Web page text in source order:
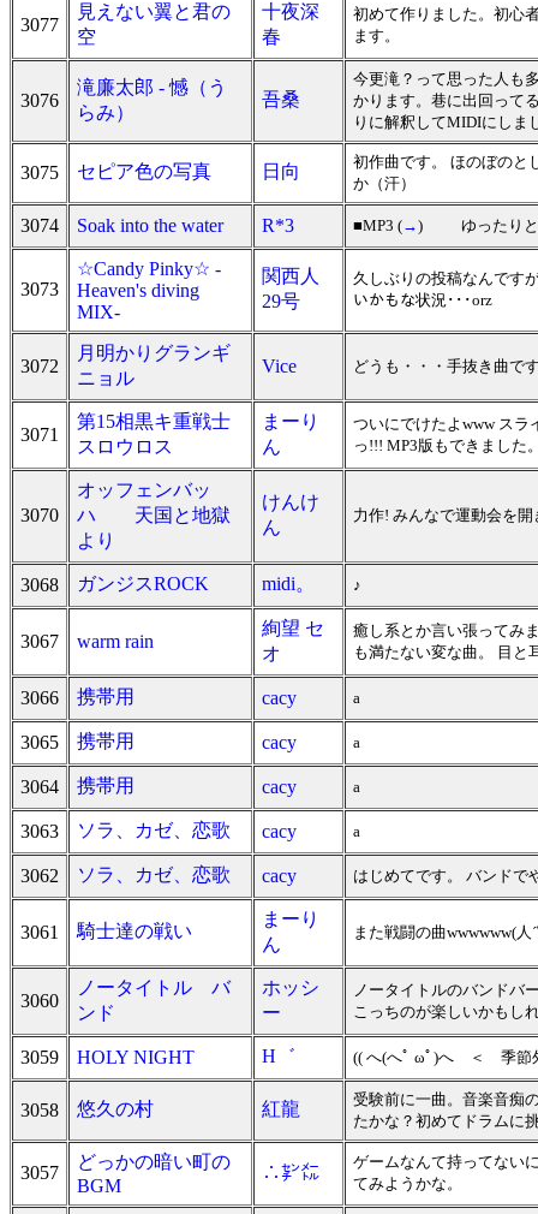
3077
見えない翼と君の
空
十夜深
春
初めて作りました。初心
ます。
3076
滝廉太郎 - 憾（う
らみ）
吾桑
今更滝？って思った人も
かります。巷に出回って
りに解釈してMIDIにしま
3075 セピア色の写真 日向
初作曲です。 ほのぼのと
か（汗）
3074 Soak into the water R*3 ■MP3 (→) ゆったりとし
3073
☆Candy Pinky☆ -
Heaven's diving
MIX-
関西人
29号
久しぶりの投稿なんです
いかもな状況･･･orz
3072
月明かりグランギ
ニョル
Vice どうも・・・手抜き曲で
3071
第15相黒キ重戦士
スロウロス
まーり
ん
ついにでけたよwww スラ
っ!!! MP3版もできました
3070
オッフェンバッ
ハ 天国と地獄
より
けんけ
ん
力作! みんなで運動会を
3068 ガンジスROCK midi。 ♪
3067 warm rain
絢望 セ
オ
癒し系とか言い張って
も満たない変な曲。 目と
3066 携帯用 cacy a
3065 携帯用 cacy a
3064 携帯用 cacy a
3063 ソラ、カゼ、恋歌 cacy a
3062 ソラ、カゼ、恋歌 cacy はじめてです。 バンドで
3061 騎士達の戦い
まーり
ん
また戦闘の曲wwwwww(
3060
ノータイトル バ
ンド
ホッシ
ー
ノータイトルのバンドバ
こっちのが楽しいかもし
3059 HOLY NIGHT H゛ (( へ(へﾟ ωﾟ)へ ＜ 季節
3058 悠久の村 紅龍
受験前に一曲。音楽音痴
たかな？初めてドラムに
3057
どっかの暗い町の
BGM
∴㌢㍍
ゲームなんて持ってない
てみようかな。